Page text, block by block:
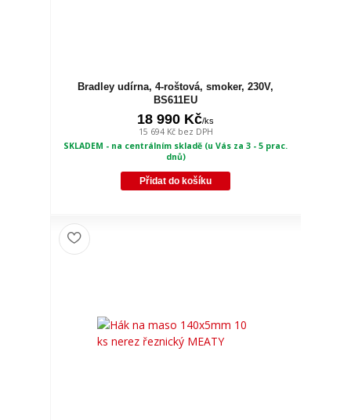
Bradley udírna, 4-roštová, smoker, 230V,
BS611EU
18 990 Kč/ks
15 694 Kč bez DPH
SKLADEM - na centrálním skladě (u Vás za 3 - 5 prac.
dnů)
Přidat do košíku